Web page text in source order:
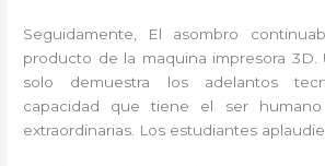
Seguidamente, El asombro
producto de la maquina impresora 3D.
solo demuestra los adelantos
capacidad que tiene el ser
extraordinarias. Los estudiantes